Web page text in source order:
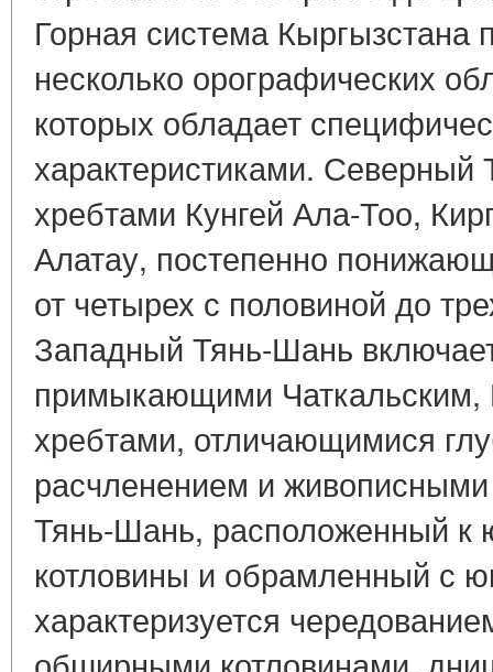
Горная система Кыргызстана
несколько орографических
которых обладает
характеристиками.
хребтами Кунгей Ала-Тоо,
Алатау, постепенно
от четырех с половиной до
Западный Тянь-Шань
примыкающими Чаткальским,
хребтами, отличающимися
расчленением и
Тянь-Шань, расположенный к
котловины и обрамленный с
характеризуется